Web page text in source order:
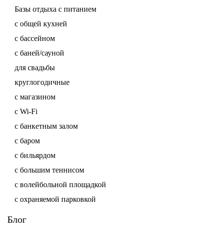
Базы отдыха с питанием
с общей кухней
с бассейном
с баней/сауной
для свадьбы
круглогодичные
с магазином
с Wi-Fi
с банкетным залом
с баром
с бильярдом
с большим теннисом
с волейбольной площадкой
с охраняемой парковкой
Блог